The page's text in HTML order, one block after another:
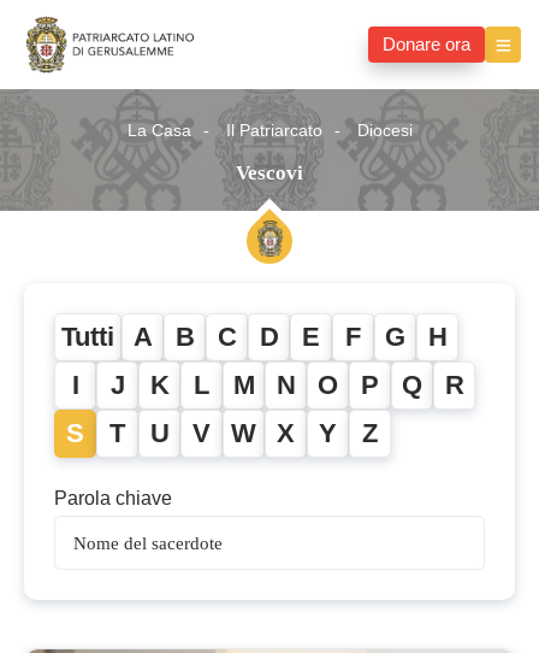
Donare ora
La Casa Il Patriarcato Diocesi
Vescovi
Tutti A B C D E F G H
I J K L M N O P Q R
S T U V W X Y Z
Parola chiave